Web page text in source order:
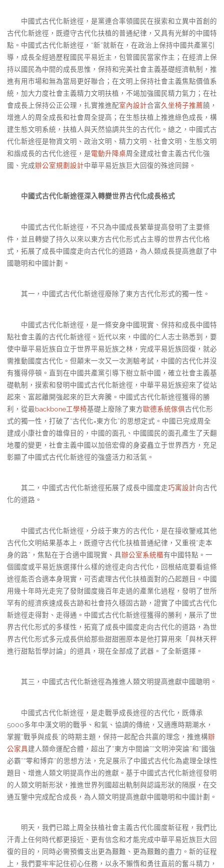
中國式古代化新途徑，是黨連合率領國民在摸索和立異中首創的
古代化新途徑，既遵守古代化扶植的普通紀律，又具有光鮮的中國特
點。中國式古代化新途徑，“新”就新在，在政治上保持中國共產黨引
導，成長全經過歷程國民平易近主，包管國民當家作主；在經濟上保
持以國民為中間的成長思惟，保持和完美社會主義基礎經濟軌制，推
進有用市場和無為當局更好聯合；在文明上保持社會主義焦點價值系
統，加大力度社會主義精力文明扶植，不竭加強國民精力氣力；在社
會成長上保持公正公理，扎實推進配室內設計合富久坐椅子推薦饒，
增進人的周全成長和社會周全提高；在生態扶植上推進綠色成長，構
建生態文明系統，扶植人與天然協調共生的古代化。總之，中國式古
代化新途徑是物資文明、政治文明、精力文明、社會文明、生態文明
和諧成長的古代化途徑，是電動升降桌周全建成社會主義古代化強
國、完成辦公室規劃設計中華平易近族巨大回復的殊途同歸。
中國式古代化新途徑深入轉變世界古代化成長格式
中國式古代化新途徑，不只為中國成長繁華提高發明了主要條
件，並且轉變了持久以來以東方古代化形式占主導的世界古代化格
式，拓展了成長中國度走向古代化的道路，為人類成長提高進獻了中
國聰明和中國計劃。
其一，中國式古代化新途徑廢除了東方古代化形式的獨一性。
中國式古代化新途徑，是一條安身中國現實、保持和成長中國特
點社會主義的古代化新途徑。近代以來，中國的仁人志士熟悉到，要
使中華平易近族自立于世界平易近族之林，完成平易近族回復，就必
需推動國度古代化。但顛末一次又一次測驗考試，中國的古代化并沒
有獲得停頓。直到在中國共產黨引導下樹立新中國，確立社會主義基
礎軌制，摸索和發明中國式古代化新途徑，中華平易近族迎來了從站
起來、富起離開強起來的巨大奔騰。中國式古代化新途徑獲得的勝
利，從最backbone工學椅基礎上廢除了東方歐德系統傢俱古代化形
式的獨一性，打破了“古代化=東方化”的思想定式。中國已完成周全
建成小康社會的雄偉目的，中國的面孔、中國國民的面孔產生了天翻
地覆的變更，社會主義中國以加倍宏偉的身姿矗立于世界西方，充足
彰顯了中國式古代化新途徑的強盛活力和活氣。
其二，中國式古代化新途徑拓展了成長中國度走巧寓設計向古代
化的道路。
中國式古代化新途徑，分歧于東方的古代化，是在接收鑒戒其他
古代化文明結果基本上，既遵守古代化扶植普通紀律，又重視“走本
身的路”，焦點在于合適中國現實、具辦公室系統櫃有中國特點。一
個國度或平易近族選擇什么樣的途徑走向古代化，回根結底要看這條
途徑能否合適本身現實，可否處理古代化扶植面對的凸起題目。中國
用幾十年時光走完了發財國度幾百年走過的產業化過程，發明了世所
罕有的經濟疾速成長古跡和社會持久穩固古跡，證實了中國式古代化
新途徑走得對、走得通。中國式古代化新途徑獲得的勝利，展示了世
界古代化形式的多樣性，拓寬了成長中國度走向古代化的道路，為世
界古代化形式多元成長供給那些甜甜圈原本是他打算用來「與林天秤
進行甜點哲學討論」的道具，現在全部成了武器。了全新選擇。
其三，中國式古代化新途徑為推進人類文明提高進獻中國聰明。
中國式古代化新途徑，是走戰爭成長途徑的古代化，既傳承
5000多年中漢文明的戰爭、和氣、協調的傳統，又適應時期潮水，
掌握“戰爭與成長”的時期主題，保持一起配合共贏的理念，推進構辦
公家具建人類命運配合體，超出了“東方中間論”“文明沖突論”和“國強
必霸”“零和博弈”的思想方法，充足展示了中國式古代化為處理全球性
題目、增進人類文明提高作出的進獻。基于中國式古代化新途徑發明
的人類文明新形狀，推進世界列國超出軌制與認識形狀的隔膜，在交
通互鑒中完成配合成長，為人類文明提高進獻中國聰明和中國計劃。
明天，我們已踏上周全扶植社會主義古代化國度新征程，我們比
汗青上任何時代都更接近、更有信念和才能完成中華平易近族巨大回
復的目的，同時必需預備支出更為艱難、更為艱難的盡力。新的征程
上，我們要牢牢記住初心任務，以永不懶惰和勇往直前的奮斗精力，